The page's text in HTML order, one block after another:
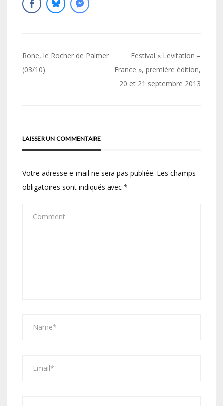
Navigation
de
Rone, le Rocher de Palmer
(03/10)
Festival « Levitation –
France », première édition,
20 et 21 septembre 2013
LAISSER UN COMMENTAIRE
Votre adresse e-mail ne sera pas publiée. Les champs
obligatoires sont indiqués avec *